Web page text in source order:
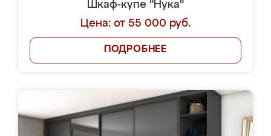
Шкаф-купе "Нука"
Цена: от 55 000 руб.
ПОДРОБНЕЕ